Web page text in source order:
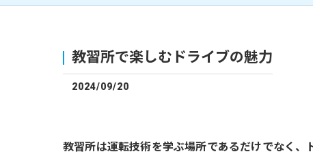
教習所で楽しむドライブの魅力
2024/09/20
教習所は運転技術を学ぶ場所であるだけでなく